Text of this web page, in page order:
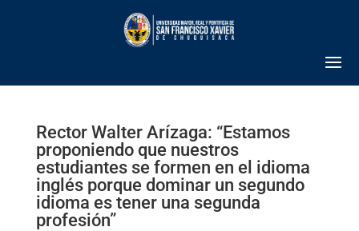
Rector Walter Arízaga: “Estamos
proponiendo que nuestros
estudiantes se formen en el idioma
inglés porque dominar un segundo
idioma es tener una segunda
profesión”